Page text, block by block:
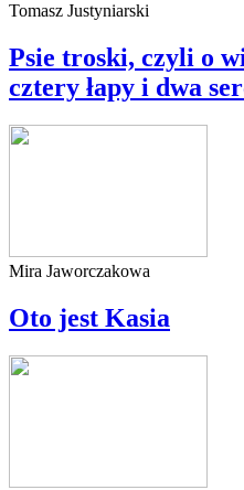
Tomasz Justyniarski
Psie troski, czyli o
cztery łapy i dwa
Mira Jaworczakowa
Oto jest Kasia